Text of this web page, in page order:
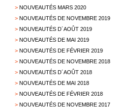
>NOUVEAUTÉS MARS 2020
>NOUVEAUTÉS DE NOVEMBRE 2019
>NOUVEAUTÉS D´AOÛT 2019
>NOUVEAUTÉS DE MAI 2019
>NOUVEAUTÉS DE FÉVRIER 2019
>NOUVEAUTÉS DE NOVEMBRE 2018
>NOUVEAUTÉS D´AOÛT 2018
>NOUVEAUTÉS DE MAI 2018
>NOUVEAUTÉS DE FÉVRIER 2018
>NOUVEAUTÉS DE NOVEMBRE 2017